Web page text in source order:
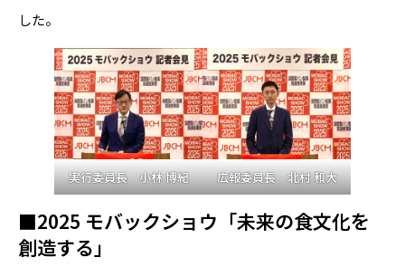
した。
実行委員長 小林 博紀 広報委員長 北村 和大
■2025 モバックショウ「未来の食文化を
創造する」